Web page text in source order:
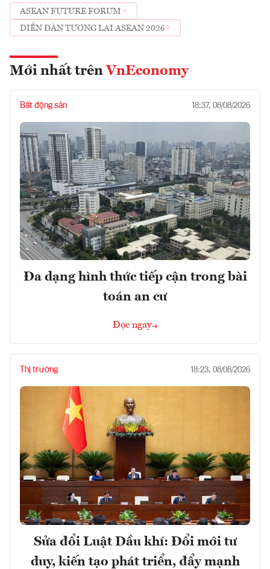
ASEAN FUTURE FORUM
DIỄN ĐÀN TƯƠNG LAI ASEAN 2026
Mới nhất trên VnEconomy
Bất động sản 18:37, 08/08/2026
Đa dạng hình thức tiếp cận trong bài
toán an cư
Đọc ngay
Thị trường 18:23, 08/08/2026
Sửa đổi Luật Dầu khí: Đổi mới tư
duy, kiến tạo phát triển, đẩy mạnh